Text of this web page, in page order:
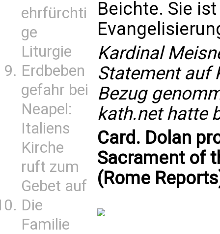
ehrfürchti
ge
Liturgie
Erdbeben
gefahr bei
Neapel:
Italiens
Kirche
ruft zum
Gebet auf
Die
Familie
Beichte. Sie
Kardinal
Statement auf
Bezug
kath.net hatte
Card. Dolan
Sacrament of
(Rome